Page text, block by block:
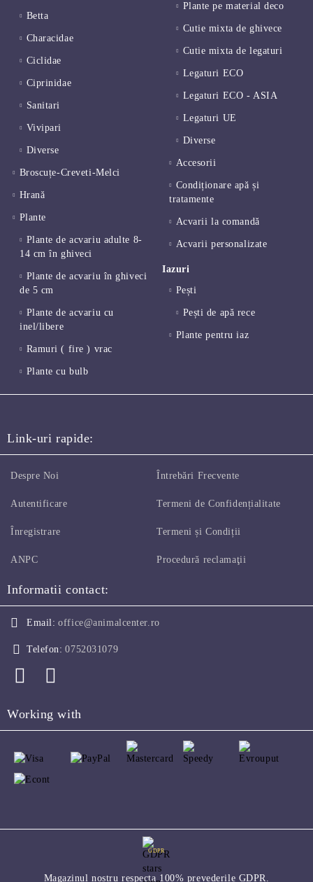
Betta
Characidae
Ciclidae
Ciprinidae
Sanitari
Vivipari
Diverse
Broscuțe-Creveti-Melci
Hrană
Plante
Plante de acvariu adulte 8-
14 cm în ghiveci
Plante de acvariu în ghiveci
de 5 cm
Plante de acvariu cu
inel/libere
Ramuri ( fire ) vrac
Plante cu bulb
Plante pe material deco
Cutie mixta de ghivece
Cutie mixta de legaturi
Legaturi ECO
Legaturi ECO - ASIA
Legaturi UE
Diverse
Accesorii
Condiționare apă și
tratamente
Acvarii la comandă
Acvarii personalizate
Iazuri
Pești
Pești de apă rece
Plante pentru iaz
Link-uri rapide:
Despre Noi
Autentificare
Înregistrare
ANPC
Întrebări Frecvente
Termeni de Confidențialitate
Termeni și Condiții
Procedură reclamaţii
Informatii contact:
Email: office@animalcenter.ro
Telefon: 0752031079
Working with
GDPR
Magazinul nostru respecta 100% prevederile GDPR.